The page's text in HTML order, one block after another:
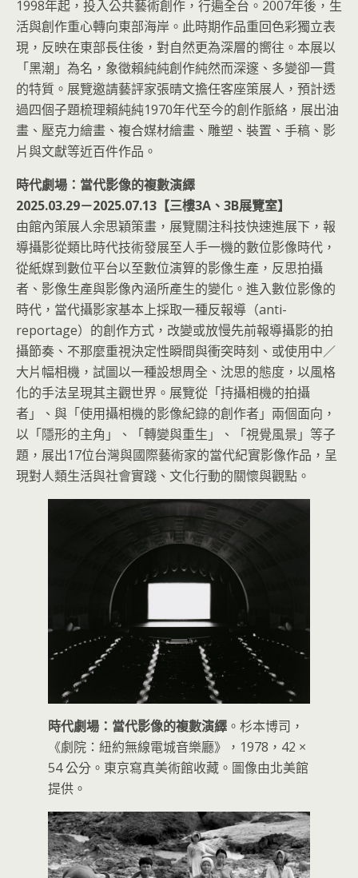
1998年起，投入公共藝術創作，行遍全台。2007年後，生
活與創作重心轉向東部海岸。此時期作品重回色彩獨立表
現，反映在東部長住後，對自然更為深層的嚮往。本展以
「黑潮」為名，象徵賴純純創作純然而深邃、多變卻一貫
的特質。展覽邀請藝評家張晴文擔任客座策展人，預計透
過四個子題梳理賴純純1970年代至今的創作脈絡，展出油
畫、壓克力繪畫、複合媒材繪畫、雕塑、裝置、手稿、影
片與文獻等近百件作品。
時代劇場：當代影像的複數演繹
2025.03.29－2025.07.13【三樓3A、3B展覽室】
由館內策展人余思穎策畫，展覽關注科技快速進展下，報
導攝影從類比時代技術發展至人手一機的數位影像時代，
從紙媒到數位平台以至數位演算的影像生產，反思拍攝
者、影像生產與影像內涵所產生的變化。進入數位影像的
時代，當代攝影家基本上採取一種反報導（anti-
reportage）的創作方式，改變或放慢先前報導攝影的拍
攝節奏、不那麼重視決定性瞬間與衝突時刻、或使用中／
大片幅相機，試圖以一種設想周全、沈思的態度，以風格
化的手法呈現其主觀世界。展覽從「持攝相機的拍攝
者」、與「使用攝相機的影像紀錄的創作者」兩個面向，
以「隱形的主角」、「轉變與重生」、「視覺風景」等子
題，展出17位台灣與國際藝術家的當代紀實影像作品，呈
現對人類生活與社會實踐、文化行動的關懷與觀點。
時代劇場：當代影像的複數演繹 。杉本博司，
《劇院：紐約無線電城音樂廳》，1978，42 ×
54 公分。東京寫真美術館收藏。圖像由北美館
提供。